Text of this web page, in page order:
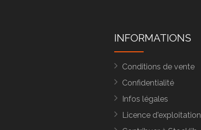
INFORMATIONS
Conditions de vente
Confidentialité
Infos légales
Licence d'exploitation